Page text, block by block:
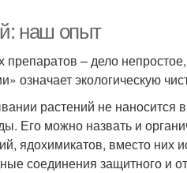
наш опыт
препаратов – дело
экологическую
растений не
Его можно назвать и
ядохимикатов, вместо них
соединения защитного и